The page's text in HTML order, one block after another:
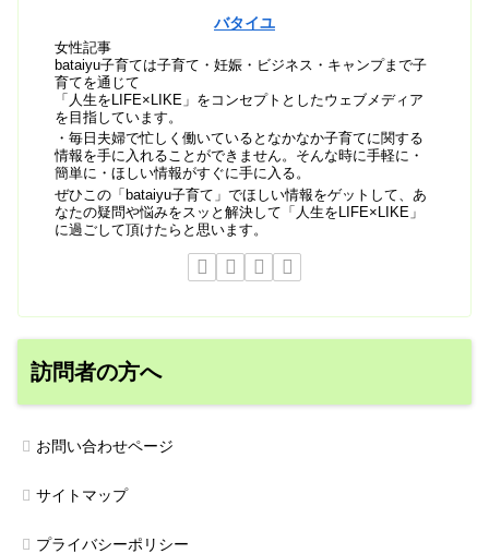
バタイユ
女性記事
bataiyu子育ては子育て・妊娠・ビジネス・キャンプまで子
育てを通じて
「人生をLIFE×LIKE」をコンセプトとしたウェブメディア
を目指しています。
・毎日夫婦で忙しく働いているとなかなか子育てに関する
情報を手に入れることができません。そんな時に手軽に・
簡単に・ほしい情報がすぐに手に入る。
ぜひこの「bataiyu子育て」でほしい情報をゲットして、あ
なたの疑問や悩みをスッと解決して「人生をLIFE×LIKE」
に過ごして頂けたらと思います。
訪問者の方へ
お問い合わせページ
サイトマップ
プライバシーポリシー